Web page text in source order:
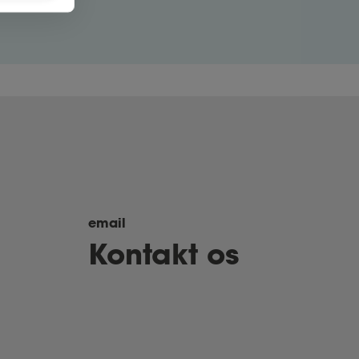
email
Kontakt os